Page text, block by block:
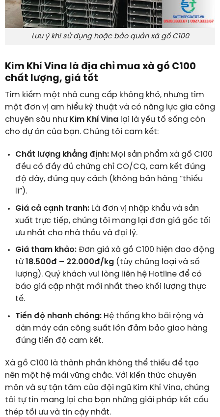
Lưu ý khi sử dụng hoặc bảo quản xà gồ C100
Kim Khí Vina là địa chỉ mua xà gồ C100
chất lượng, giá tốt
Tìm kiếm một nhà cung cấp không khó, nhưng tìm
một đơn vị am hiểu kỹ thuật và có năng lực gia công
chuyên sâu như Kim Khí Vinalại là yếu tố sống còn
cho dự án của bạn. Chúng tôi cam kết:
Chất lượng khẳng định:Mọi sản phẩm xà gồ C100
đều có đầy đủ chứng chỉ CO/CQ, cam kết đúng
độ dày, đúng quy cách (không bán hàng “thiếu
li”).
Giá cả cạnh tranh:Là đơn vị nhập khẩu và sản
xuất trực tiếp, chúng tôi mang lại đơn giá gốc tối
ưu nhất cho nhà thầu và đại lý.
Giá tham khảo:Đơn giá xà gồ C100 hiện dao động
từ18.500đ – 22.000đ/kg(tùy chủng loại và số
lượng). Quý khách vui lòng liên hệ Hotline để có
báo giá cập nhật mới nhất theo khối lượng thực
tế.
Tiến độ nhanh chóng:Hệ thống kho bãi rộng và
dàn máy cán công suất lớn đảm bảo giao hàng
đúng tiến độ cam kết.
Xà gồ C100 là thành phần không thể thiếu để tạo
nên một hệ mái vững chắc. Với kiến thức chuyên
môn và sự tận tâm của đội ngũ Kim Khí Vina, chúng
tôi tự tin mang lại cho bạn những giải pháp kết cấu
thép tối ưu và tin cậy nhất.